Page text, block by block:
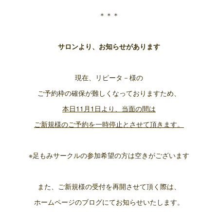
＊＊＊
サロンより、お知らせがあります
現在、リピータ－様の
ご予約枠の確保が難しくなっておりますため、
本日11月1日より、当面の間は
ご新規様のご予約を一時停止とさせて頂きます。
※足もみサークルの参加希望の方は空きがございます
また、ご新規様の受付を再開させて頂く際は、
ホームページのブログにてお知らせいたします。